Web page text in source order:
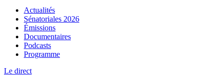
Actualités
Sénatoriales 2026
Émissions
Documentaires
Podcasts
Programme
Le direct